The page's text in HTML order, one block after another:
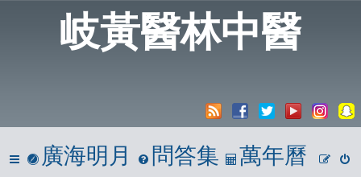
岐黃醫林中醫
廣海明月 問答集 萬年曆